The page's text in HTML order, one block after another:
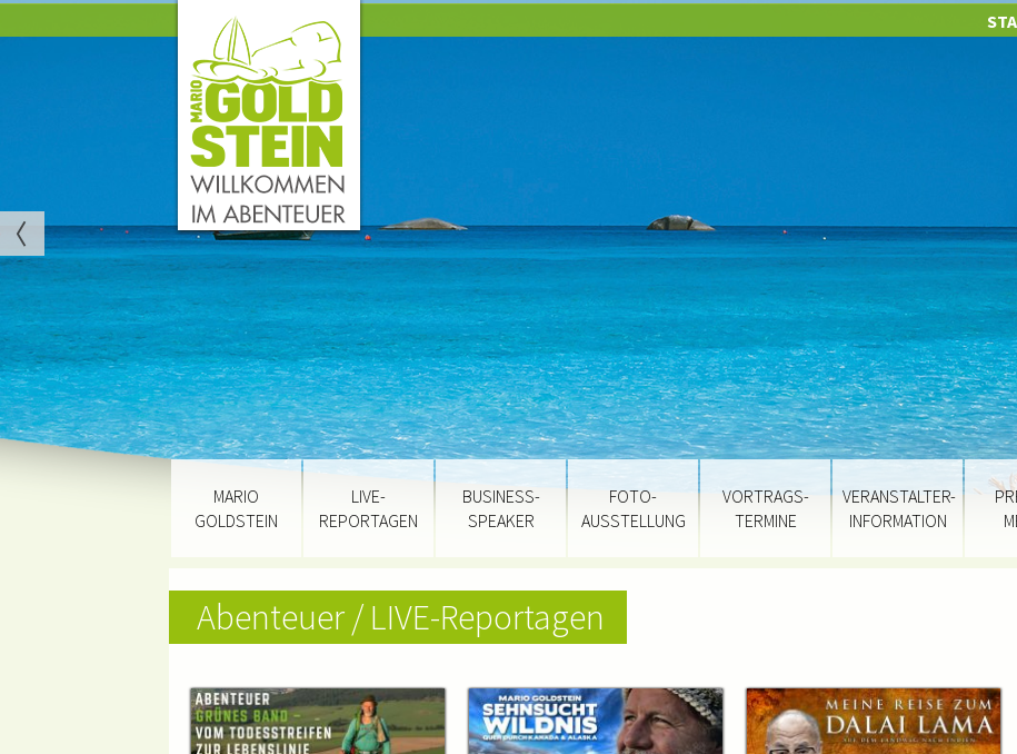
MARIO
GOLDSTEIN
LIVE-
REPORTAGEN
BUSINESS-
SPEAKER
FOTO-
AUSSTELLUNG
VORTRAGS-
TERMINE
VERANSTALTER-
INFORMATION
Abenteuer / LIVE-Reportagen